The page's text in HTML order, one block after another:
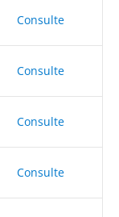
Consulte
Consulte
Consulte
Consulte